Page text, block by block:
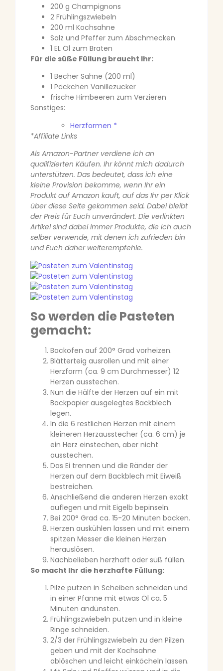
200 g Champignons
2 Frühlingszwiebeln
200 ml Kochsahne
Salz und Pfeffer zum Abschmecken
1 EL Öl zum Braten
Für die süße Füllung braucht Ihr:
1 Becher Sahne (200 ml)
1 Päckchen Vanillezucker
frische Himbeeren zum Verzieren
Sonstiges:
Herzformen *
*Affiliate Links
Als Amazon-Partner verdiene ich an
qualifizierten Käufen. Ihr könnt mich dadurch
unterstützen. Das bedeutet, dass ich eine
kleine Provision bekomme, wenn Ihr ein
Produkt auf Amazon kauft, auf das Ihr per Klick
über diese Seite gekommen seid. Dabei bleibt
der Preis für Euch unverändert. Die verlinkten
Artikel sind dabei immer Produkte, die ich auch
selber verwende, mit denen ich zufrieden bin
und Euch daher weiterempfehle.
So werden die Pasteten
gemacht:
Backofen auf 200° Grad vorheizen.
Blätterteig ausrollen und mit einer
Herzform (ca. 9 cm Durchmesser) 12
Herzen ausstechen.
Nun die Hälfte der Herzen auf ein mit
Backpapier ausgelegtes Backblech
legen.
In die 6 restlichen Herzen mit einem
kleineren Herzausstecher (ca. 6 cm) je
ein Herz einstechen, aber nicht
ausstechen.
Das Ei trennen und die Ränder der
Herzen auf dem Backblech mit Eiweiß
bestreichen.
Anschließend die anderen Herzen exakt
auflegen und mit Eigelb bepinseln.
Bei 200° Grad ca. 15-20 Minuten backen.
Herzen auskühlen lassen und mit einem
spitzen Messer die kleinen Herzen
herauslösen.
Nachbelieben herzhaft oder süß füllen.
So macht Ihr die herzhafte Füllung:
Pilze putzen in Scheiben schneiden und
in einer Pfanne mit etwas Öl ca. 5
Minuten andünsten.
Frühlingszwiebeln putzen und in kleine
Ringe schneiden.
2/3 der Frühlingszwiebeln zu den Pilzen
geben und mit der Kochsahne
ablöschen und leicht einköcheln lassen.